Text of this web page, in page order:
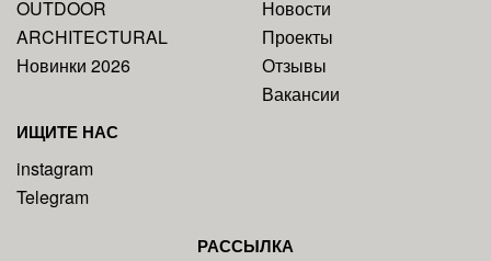
OUTDOOR
ARCHITECTURAL
Новинки 2026
Новости
Проекты
Отзывы
Вакансии
ИЩИТЕ НАС
instagram
Telegram
РАССЫЛКА